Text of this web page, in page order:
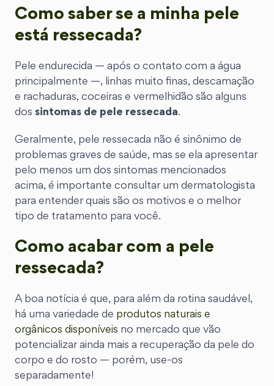
Como saber se a minha pele
está ressecada?
Pele endurecida — após o contato com a água
principalmente —, linhas muito finas, descamação
e rachaduras, coceiras e vermelhidão são alguns
dos sintomas de pele ressecada.
Geralmente, pele ressecada não é sinônimo de
problemas graves de saúde, mas se ela apresentar
pelo menos um dos sintomas mencionados
acima, é importante consultar um dermatologista
para entender quais são os motivos e o melhor
tipo de tratamento para você.
Como acabar com a pele
ressecada?
A boa notícia é que, para além da rotina saudável,
há uma variedade de produtos naturais e
orgânicos disponíveis no mercado que vão
potencializar ainda mais a recuperação da pele do
corpo e do rosto — porém, use-os
separadamente!